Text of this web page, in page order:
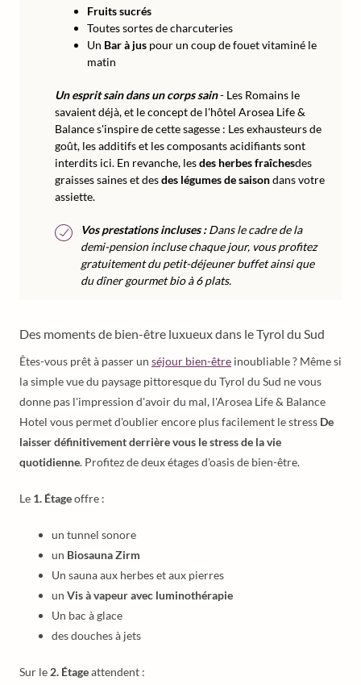
Fruits sucrés
Toutes sortes de charcuteries
Un Bar à jus pour un coup de fouet vitaminé le
matin
Un esprit sain dans un corps sain- Les Romains le
savaient déjà, et le concept de l'hôtel Arosea Life &
Balance s'inspire de cette sagesse : Les exhausteurs de
goût, les additifs et les composants acidifiants sont
interdits ici. En revanche, lesdes herbes fraîchesdes
graisses saines et desdes légumes de saisondans votre
assiette.
Vos prestations incluses :Dans le cadre de la
demi-pension incluse chaque jour, vous profitez
gratuitement du petit-déjeuner buffet ainsi que
du dîner gourmet bio à 6 plats.
Des moments de bien-être luxueux dans le Tyrol du Sud
Êtes-vous prêt à passer un séjour bien-être inoubliable ? Même si
la simple vue du paysage pittoresque du Tyrol du Sud ne vous
donne pas l'impression d'avoir du mal, l'Arosea Life & Balance
Hotel vous permet d'oublier encore plus facilement le stress De
laisser définitivement derrière vous le stress de la vie
quotidienne. Profitez de deux étages d'oasis de bien-être.
Le 1. Étageoffre :
un tunnel sonore
un Biosauna Zirm
Un sauna aux herbes et aux pierres
un Vis à vapeur avec luminothérapie
Un bac à glace
des douches à jets
Sur le 2. Étageattendent :